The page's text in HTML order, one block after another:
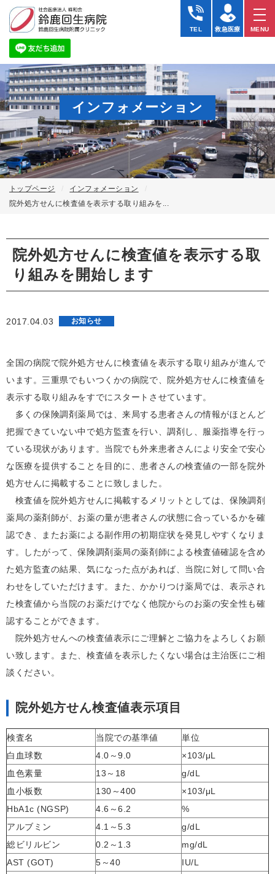
TEL 救急医療 MENU
インフォメーション
トップページ
インフォメーション
院外処方せんに検査値を表示する取り組みを...
院外処方せんに検査値を表示する取
り組みを開始します
2017.04.03 お知らせ
全国の病院で院外処方せんに検査値を表示する取り組みが進んで
います。三重県でもいつくかの病院で、院外処方せんに検査値を
表示する取り組みをすでにスタートさせています。
多くの保険調剤薬局では、来局する患者さんの情報がほとんど
把握できていない中で処方監査を行い、調剤し、服薬指導を行っ
ている現状があります。当院でも外来患者さんにより安全で安心
な医療を提供することを目的に、患者さんの検査値の一部を院外
処方せんに掲載することに致しました。
検査値を院外処方せんに掲載するメリットとしては、保険調剤
薬局の薬剤師が、お薬の量が患者さんの状態に合っているかを確
認でき、またお薬による副作用の初期症状を発見しやすくなりま
す。したがって、保険調剤薬局の薬剤師による検査値確認を含め
た処方監査の結果、気になった点があれば、当院に対して問い合
わせをしていただけます。また、かかりつけ薬局では、表示され
た検査値から当院のお薬だけでなく他院からのお薬の安全性も確
認することができます。
院外処方せんへの検査値表示にご理解とご協力をよろしくお願
い致します。また、検査値を表示したくない場合は主治医にご相
談ください。
院外処方せん検査値表示項目
検査名 当院での基準値
単位
白血球数
4.0～9.0
×103/μL
血色素量
13～18
g/dL
血小板数
130～400
×103/μL
HbA1c (NGSP)
4.6～6.2
%
アルブミン
4.1～5.3
g/dL
総ビリルビン
0.2～1.3
mg/dL
AST (GOT)
5～40
IU/L